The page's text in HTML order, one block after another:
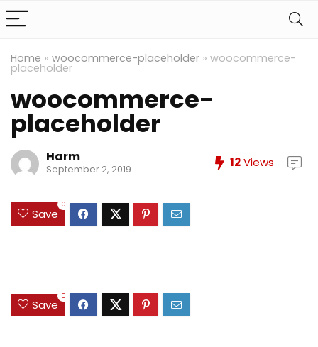
Home » woocommerce-placeholder » woocommerce-
placeholder
woocommerce-
placeholder
Harm
September 2, 2019 12Views
Save
0
Save
0